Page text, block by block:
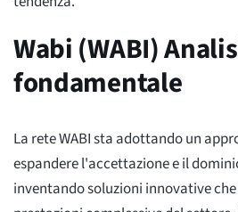
Wabi (WABI)
fondamentale
La rete WABI sta adottando un
espandere l'accettazione e il
inventando soluzioni innovative